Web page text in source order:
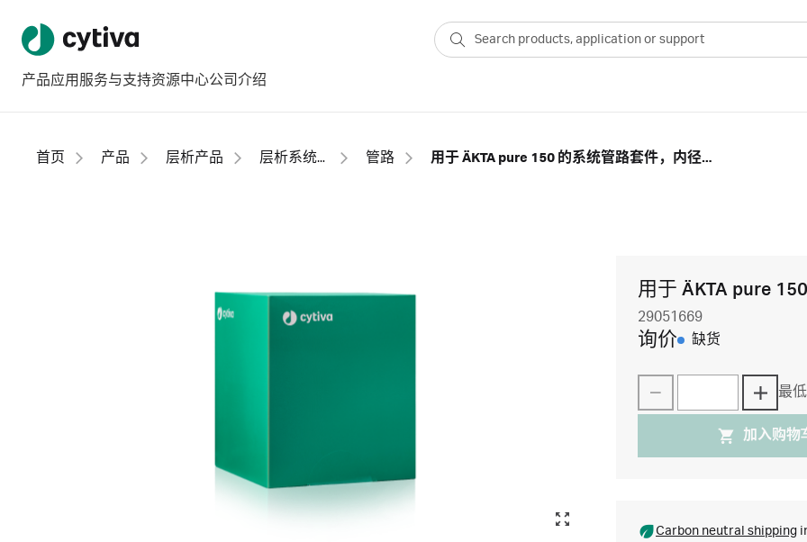
产品应用 服务与支持资源中心公司介绍
首页 产品 层析产品 层析系统工具和配件 管路 用于 ÄKTA pure 150 的系统管路套件，内径0.50 mm
用于 ÄKTA pure
29051669
询价 缺货
最
加入购物
Carbon neutral shipping